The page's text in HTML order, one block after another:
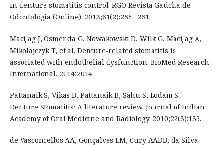
in denture stomatitis control. RGO Revista Gaúcha de
Odontologia (Online). 2013;61(2):255– 261.
Maci ̨ag J, Osmenda G, Nowakowski D, Wilk G, Maci ̨ag A,
Mikołajczyk T, et al. Denture-related stomatitis is
associated with endothelial dysfunction. BioMed Research
International. 2014;2014.
Pattanaik S, Vikas B, Pattanaik B, Sahu S, Lodam S.
Denture Stomatitis: A literature review. Journal of Indian
Academy of Oral Medicine and Radiology. 2010;22(3):136.
de Vasconcellos AA, Gonçalves LM, Cury AADB, da Silva